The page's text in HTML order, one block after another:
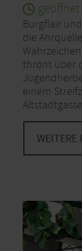
geöffnet
Burgflair
die
thront über
einem
WEITERE